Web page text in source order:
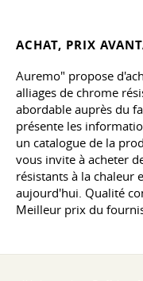
ACHAT, PRIX
Auremo" propose
alliages de chrome
abordable auprès du
présente les
un catalogue de la
vous invite à acheter
résistants à la chaleur
aujourd'hui. Qualité
Meilleur prix du